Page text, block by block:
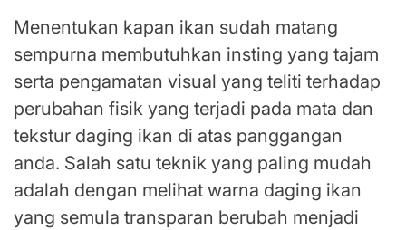
Menentukan kapan ikan sudah matang
sempurna membutuhkan insting yang tajam
serta pengamatan visual yang teliti terhadap
perubahan fisik yang terjadi pada mata dan
tekstur daging ikan di atas panggangan
anda. Salah satu teknik yang paling mudah
adalah dengan melihat warna daging ikan
yang semula transparan berubah menjadi